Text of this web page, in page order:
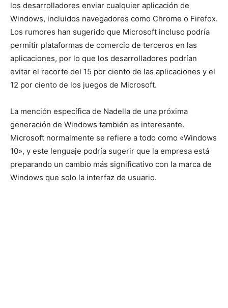
los desarrolladores enviar cualquier aplicación de
Windows, incluidos navegadores como Chrome o Firefox.
Los rumores han sugerido que Microsoft incluso podría
permitir plataformas de comercio de terceros en las
aplicaciones, por lo que los desarrolladores podrían
evitar el recorte del 15 por ciento de las aplicaciones y el
12 por ciento de los juegos de Microsoft.
La mención específica de Nadella de una próxima
generación de Windows también es interesante.
Microsoft normalmente se refiere a todo como «Windows
10», y este lenguaje podría sugerir que la empresa está
preparando un cambio más significativo con la marca de
Windows que solo la interfaz de usuario.